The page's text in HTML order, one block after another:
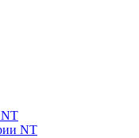
NT
NT